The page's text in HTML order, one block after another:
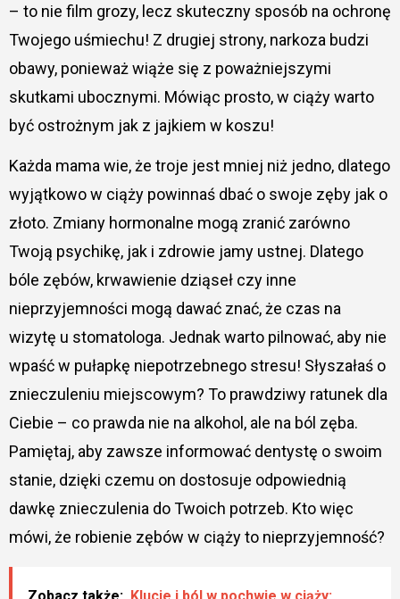
– to nie film grozy, lecz skuteczny sposób na ochronę
Twojego uśmiechu! Z drugiej strony, narkoza budzi
obawy, ponieważ wiąże się z poważniejszymi
skutkami ubocznymi. Mówiąc prosto, w ciąży warto
być ostrożnym jak z jajkiem w koszu!
Każda mama wie, że troje jest mniej niż jedno, dlatego
wyjątkowo w ciąży powinnaś dbać o swoje zęby jak o
złoto. Zmiany hormonalne mogą zranić zarówno
Twoją psychikę, jak i zdrowie jamy ustnej. Dlatego
bóle zębów, krwawienie dziąseł czy inne
nieprzyjemności mogą dawać znać, że czas na
wizytę u stomatologa. Jednak warto pilnować, aby nie
wpaść w pułapkę niepotrzebnego stresu! Słyszałaś o
znieczuleniu miejscowym? To prawdziwy ratunek dla
Ciebie – co prawda nie na alkohol, ale na ból zęba.
Pamiętaj, aby zawsze informować dentystę o swoim
stanie, dzięki czemu on dostosuje odpowiednią
dawkę znieczulenia do Twoich potrzeb. Kto więc
mówi, że robienie zębów w ciąży to nieprzyjemność?